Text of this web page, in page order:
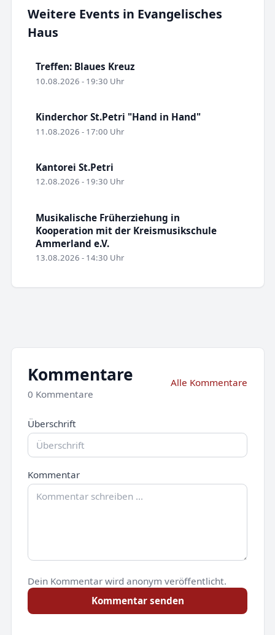
Weitere Events in Evangelisches
Haus
Treffen: Blaues Kreuz
10.08.2026 - 19:30 Uhr
Kinderchor St.Petri "Hand in Hand"
11.08.2026 - 17:00 Uhr
Kantorei St.Petri
12.08.2026 - 19:30 Uhr
Musikalische Früherziehung in
Kooperation mit der Kreismusikschule
Ammerland e.V.
13.08.2026 - 14:30 Uhr
Kommentare
0 Kommentare
Alle Kommentare
Überschrift
Kommentar
Dein Kommentar wird anonym veröffentlicht.
Kommentar senden